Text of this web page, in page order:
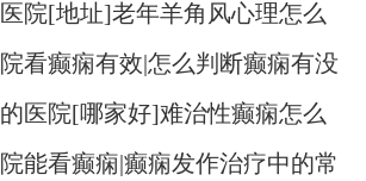
?院[地址]老年羊角风心理怎么
看癫痫有效|怎么判断癫痫有没
医院[哪家好]难治性癫痫怎么
能看癫痫|癫痫发作治疗中的常